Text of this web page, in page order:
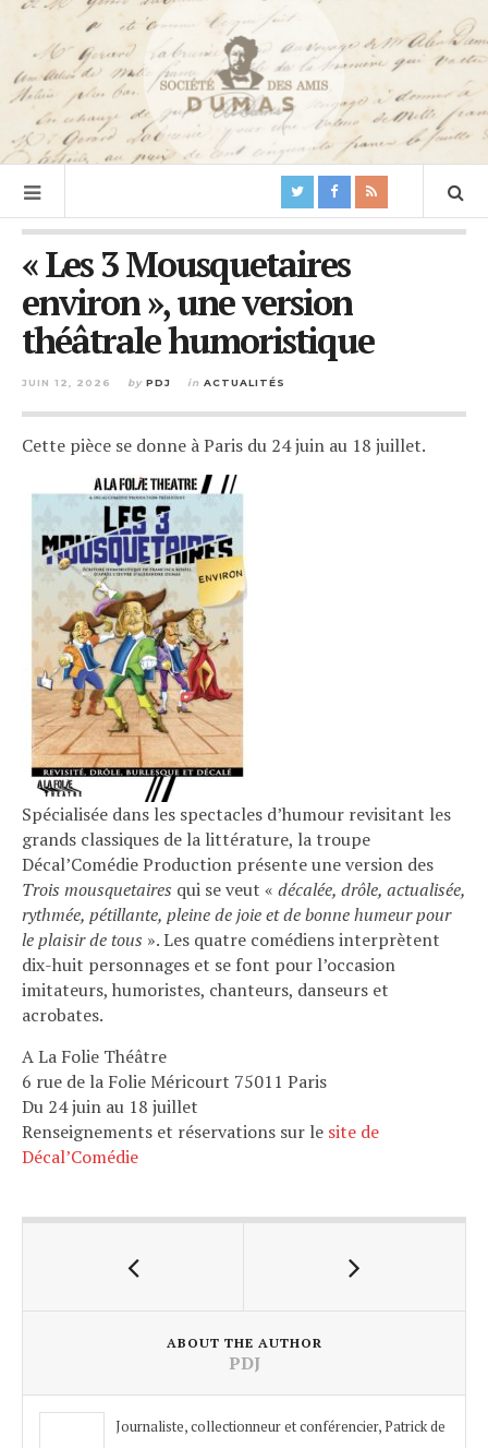
« Les 3 Mousquetaires
environ », une version
théâtrale humoristique
JUIN 12, 2026 by PDJ in ACTUALITÉS
Cette pièce se donne à Paris du 24 juin au 18 juillet.
Spécialisée dans les spectacles d’humour revisitant les
grands classiques de la littérature, la troupe
Décal’Comédie Production présente une version des
Trois mousquetaires qui se veut « décalée, drôle, actualisée,
rythmée, pétillante, pleine de joie et de bonne humeur pour
le plaisir de tous ». Les quatre comédiens interprètent
dix-huit personnages et se font pour l’occasion
imitateurs, humoristes, chanteurs, danseurs et
acrobates.
A La Folie Théâtre
6 rue de la Folie Méricourt 75011 Paris
Du 24 juin au 18 juillet
Renseignements et réservations sur le site de
Décal’Comédie
ABOUT THE AUTHOR
PDJ
Journaliste, collectionneur et conférencier, Patrick de